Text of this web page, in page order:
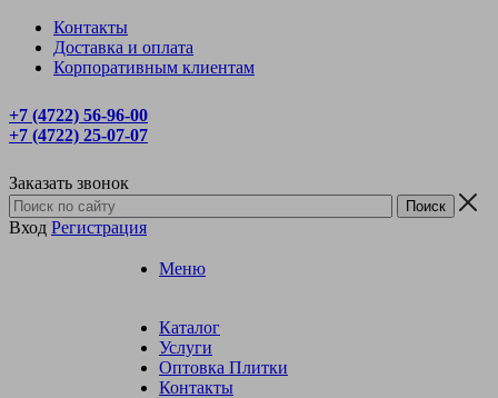
Контакты
Доставка и оплата
Корпоративным клиентам
+7 (4722) 56‑96-00
+7 (4722) 25‑07-07
Заказать звонок
Вход Регистрация
Меню
Каталог
Услуги
Оптовка Плитки
Контакты